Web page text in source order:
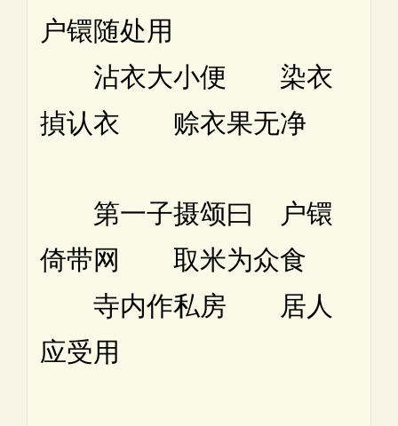
户镮随处用
沾衣大小便 染衣
揁认衣 赊衣果无净
第一子摄颂曰 户镮
倚带网 取米为众食
寺内作私房 居人
应受用